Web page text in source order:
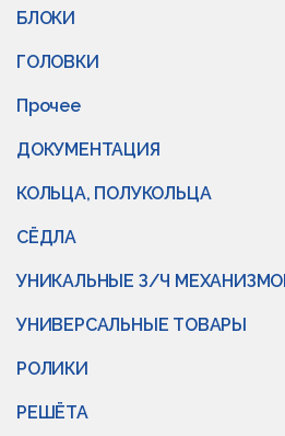
БЛОКИ
ГОЛОВКИ
Прочее
ДОКУМЕНТАЦИЯ
КОЛЬЦА, ПОЛУКОЛЬЦА
СЁДЛА
УНИКАЛЬНЫЕ З/Ч
УНИВЕРСАЛЬНЫЕ ТОВАРЫ
РОЛИКИ
РЕШЁТА